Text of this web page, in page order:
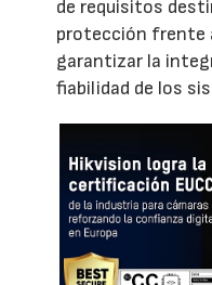
de requisitos
protección frente
garantizar la
fiabilidad de los